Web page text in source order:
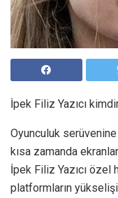
İpek Filiz Yazıcı
Oyunculuk
kısa zamanda
İpek Filiz Yazıcı özel
platformların